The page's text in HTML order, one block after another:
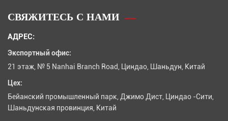
СВЯЖИТЕСЬ С НАМИ
АДРЕС:
Экспортный офис:
21 этаж, № 5 Nanhai Branch Road, Циндао, Шаньдун, Китай
Цех:
Бейанский промышленный парк, Джимо Дист, Циндао -Сити,
Шаньдунская провинция, Китай